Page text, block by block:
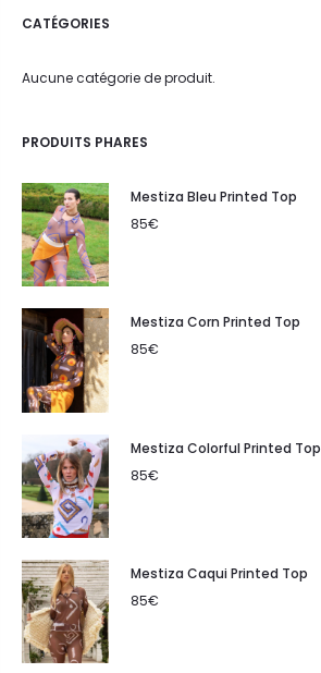
CATÉGORIES
Aucune catégorie de produit.
PRODUITS PHARES
Mestiza Bleu Printed Top
85€
Mestiza Corn Printed Top
85€
Mestiza Colorful Printed Top
85€
Mestiza Caqui Printed Top
85€